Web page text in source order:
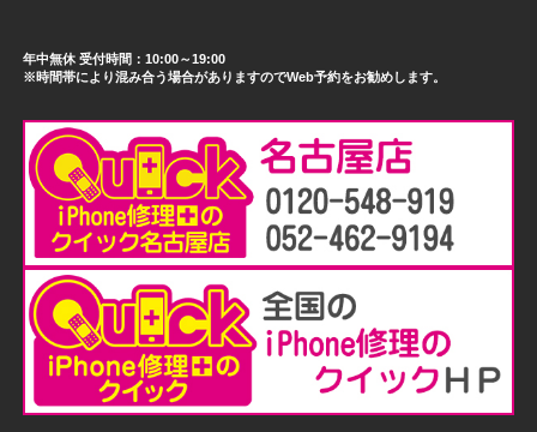
年中無休 受付時間：10:00～19:00
※時間帯により混み合う場合がありますのでWeb予約をお勧めします。